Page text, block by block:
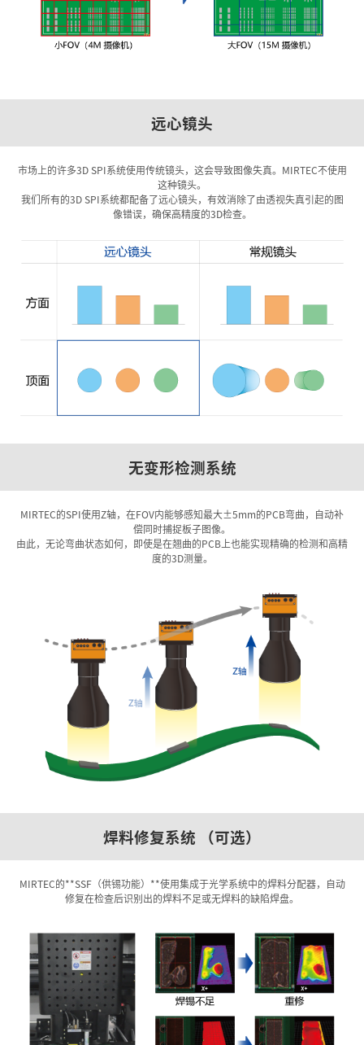
远心镜头
市场上的许多3D SPI系统使用传统镜头，这会导致图像失真。MIRTEC不使用
这种镜头。
我们所有的3D SPI系统都配备了远心镜头，有效消除了由透视失真引起的图
像错误，确保高精度的3D检查。
无变形检测系统
MIRTEC的SPI使用Z轴，在FOV内能够感知最大±5mm的PCB弯曲，自动补
偿同时捕捉板子图像。
由此，无论弯曲状态如何，即使是在翘曲的PCB上也能实现精确的检测和高精
度的3D测量。
焊料修复系统 （可选）
MIRTEC的**SSF（供锡功能）**使用集成于光学系统中的焊料分配器，自动
修复在检查后识别出的焊料不足或无焊料的缺陷焊盘。